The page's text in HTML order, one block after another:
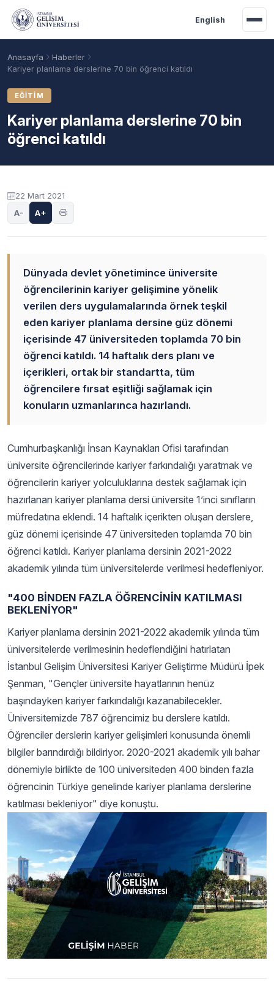
Ana içeriğe geç
English
Akademik Takvim
Anasayfa
Haberler
Kariyer planlama derslerine 70 bin öğrenci katıldı
EĞITIM
Kariyer planlama derslerine 70 bin
öğrenci katıldı
22 Mart 2021
A- A+
Dünyada devlet yönetimince üniversite
öğrencilerinin kariyer gelişimine yönelik
verilen ders uygulamalarında örnek teşkil
eden kariyer planlama dersine güz dönemi
içerisinde 47 üniversiteden toplamda 70 bin
öğrenci katıldı. 14 haftalık ders planı ve
içerikleri, ortak bir standartta, tüm
öğrencilere fırsat eşitliği sağlamak için
konuların uzmanlarınca hazırlandı.
Cumhurbaşkanlığı İnsan Kaynakları Ofisi tarafından
üniversite öğrencilerinde kariyer farkındalığı yaratmak ve
öğrencilerin kariyer yolculuklarına destek sağlamak için
hazırlanan kariyer planlama dersi üniversite 1’inci sınıfların
müfredatına eklendi. 14 haftalık içerikten oluşan derslere,
güz dönemi içerisinde 47 üniversiteden toplamda 70 bin
öğrenci katıldı. Kariyer planlama dersinin 2021-2022
akademik yılında tüm üniversitelerde verilmesi hedefleniyor.
"400 BİNDEN FAZLA ÖĞRENCİNİN KATILMASI
BEKLENİYOR"
Kariyer planlama dersinin 2021-2022 akademik yılında tüm
üniversitelerde verilmesinin hedeflendiğini hatırlatan
İstanbul Gelişim Üniversitesi Kariyer Geliştirme Müdürü İpek
Şenman, "Gençler üniversite hayatlarının henüz
başındayken kariyer farkındalığı kazanabilecekler.
Üniversitemizde 787 öğrencimiz bu derslere katıldı.
Öğrenciler derslerin kariyer gelişimleri konusunda önemli
bilgiler barındırdığı bildiriyor. 2020-2021 akademik yılı bahar
dönemiyle birlikte de 100 üniversiteden 400 binden fazla
öğrencinin Türkiye genelinde kariyer planlama derslerine
katılması bekleniyor" diye konuştu.